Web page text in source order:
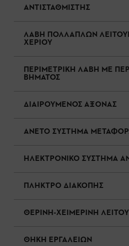
ΑΝΤΙΣΤΑΘΜΙΣΤΗΣ
ΛΑΒΗ ΠΟΛΛΑΠΛΩΝ
ΧΕΡΙΟΥ
ΠΕΡΙΜΕΤΡΙΚΗ ΛΑΒΗ ΜΕ
ΒΗΜΑΤΟΣ
ΔΙΑΙΡΟΥΜΕΝΟΣ ΑΞΟΝΑΣ
ΑΝΕΤΟ ΣΥΣΤΗΜΑ
ΗΛΕΚΤΡΟΝΙΚΟ ΣΥΣΤΗΜΑ
ΠΛΗΚΤΡΟ ΔΙΑΚΟΠΗΣ
ΘΕΡΙΝΗ-ΧΕΙΜΕΡΙΝΗ
ΘΗΚΗ ΕΡΓΑΛΕΙΩΝ